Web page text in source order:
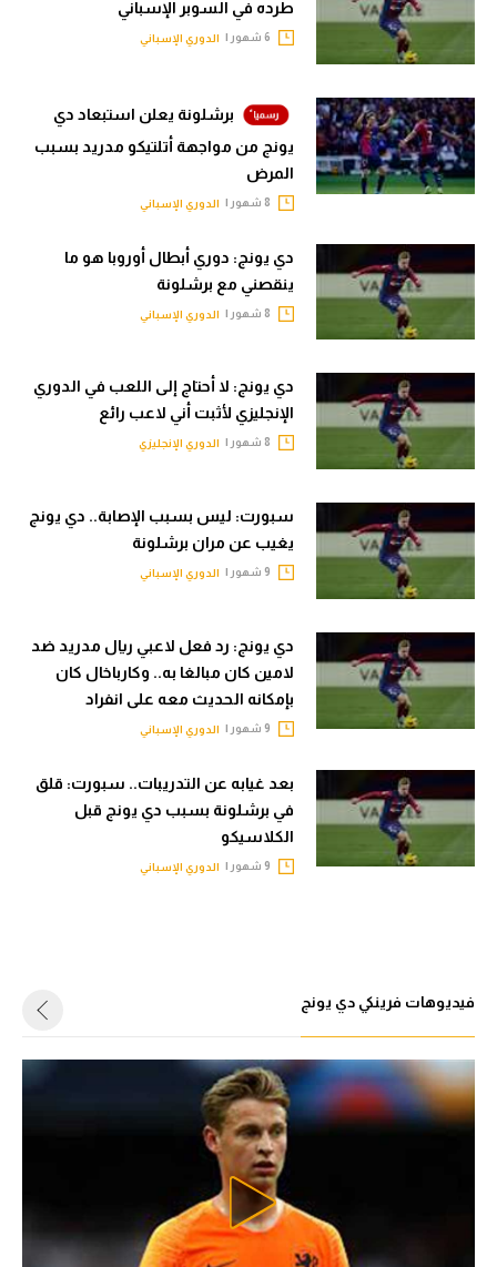
طرده في السوبر الإسباني
الدوري الإسباني
برشلونة يعلن استبعاد دي
يونج من مواجهة أتلتيكو مدريد بسبب
المرض
الدوري الإسباني
دي يونج: دوري أبطال أوروبا هو ما
ينقصني مع برشلونة
الدوري الإسباني
دي يونج: لا أحتاج إلى اللعب في الدوري
الإنجليزي لأثبت أني لاعب رائع
الدوري الإنجليزي
سبورت: ليس بسبب الإصابة.. دي يونج
يغيب عن مران برشلونة
الدوري الإسباني
دي يونج: رد فعل لاعبي ريال مدريد ضد
لامين كان مبالغا به.. وكارباخال كان
بإمكانه الحديث معه على انفراد
الدوري الإسباني
بعد غيابه عن التدريبات.. سبورت: قلق
في برشلونة بسبب دي يونج قبل
الكلاسيكو
الدوري الإسباني
فيديوهات فرينكي دي يونج